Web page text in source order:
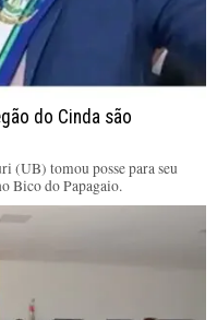
do Cinda são
(UB) tomou posse para seu
Bico do Papagaio.